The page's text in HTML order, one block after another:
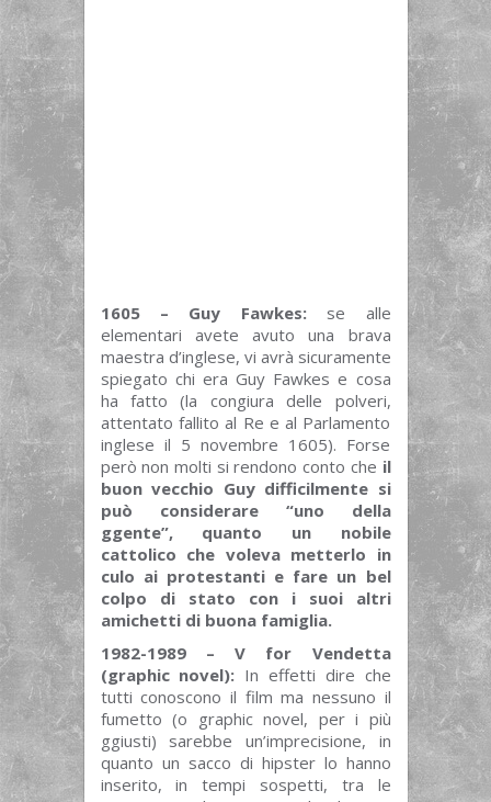
1605 – Guy Fawkes: se alle
elementari avete avuto una brava
maestra d’inglese, vi avrà sicuramente
spiegato chi era Guy Fawkes e cosa
ha fatto (la congiura delle polveri,
attentato fallito al Re e al Parlamento
inglese il 5 novembre 1605). Forse
però non molti si rendono conto che il
buon vecchio Guy difficilmente si
può considerare “uno della
ggente”, quanto un nobile
cattolico che voleva metterlo in
culo ai protestanti e fare un bel
colpo di stato con i suoi altri
amichetti di buona famiglia.
1982-1989 – V for Vendetta
(graphic novel): In effetti dire che
tutti conoscono il film ma nessuno il
fumetto (o graphic novel, per i più
ggiusti) sarebbe un’imprecisione, in
quanto un sacco di hipster lo hanno
inserito, in tempi sospetti, tra le